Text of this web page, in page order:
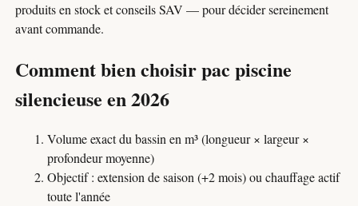
produits en stock et conseils SAV — pour décider sereinement
avant commande.
Comment bien choisir pac piscine
silencieuse en 2026
Volume exact du bassin en m³ (longueur × largeur ×
profondeur moyenne)
Objectif : extension de saison (+2 mois) ou chauffage actif
toute l'année